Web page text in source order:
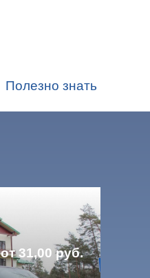
Полезно знать
от 31,00 руб.